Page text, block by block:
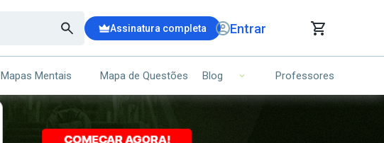
Assinatura completa Entrar
CARRINHO DE COMPRAS
ITENS (00)
Mapas Mentais Mapa de Questões Blog Professores